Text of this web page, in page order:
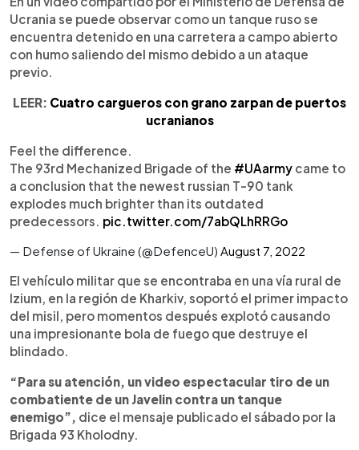
Ucrania se puede observar como un tanque ruso se
encuentra detenido en una carretera a campo abierto
con humo saliendo del mismo debido a un ataque
previo.
LEER: Cuatro cargueros con grano zarpan de puertos
ucranianos
Feel the difference.
The 93rd Mechanized Brigade of the #UAarmy came to
a conclusion that the newest russian T-90 tank
explodes much brighter than its outdated
predecessors. pic.twitter.com/7abQLhRRGo
— Defense of Ukraine (@DefenceU) August 7, 2022
El vehículo militar que se encontraba en una vía rural de
Izium, en la región de Kharkiv, soportó el primer impacto
del misil, pero momentos después explotó causando
una impresionante bola de fuego que destruye el
blindado.
“Para su atención, un video espectacular tiro de un
combatiente de un Javelin contra un tanque
enemigo”, dice el mensaje publicado el sábado por la
Brigada 93 Kholodny.